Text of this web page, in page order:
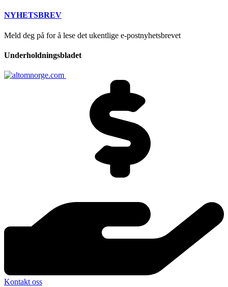
NYHETSBREV
Meld deg på for å lese det ukentlige e-postnyhetsbrevet
Underholdningsbladet
Kontakt oss